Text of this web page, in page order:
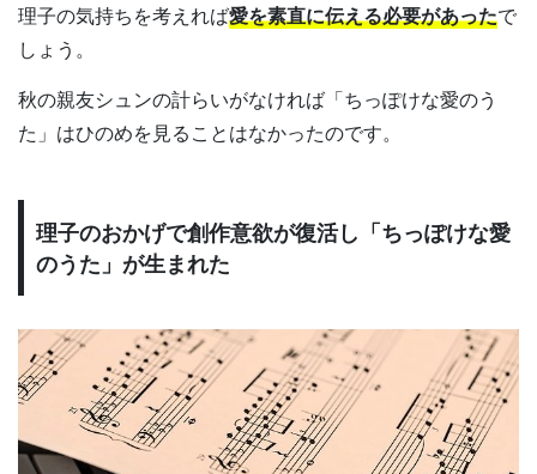
理子の気持ちを考えれば愛を素直に伝える必要があったで
しょう。
秋の親友シュンの計らいがなければ「ちっぽけな愛のう
た」はひのめを見ることはなかったのです。
理子のおかげで創作意欲が復活し「ちっぽけな愛
のうた」が生まれた